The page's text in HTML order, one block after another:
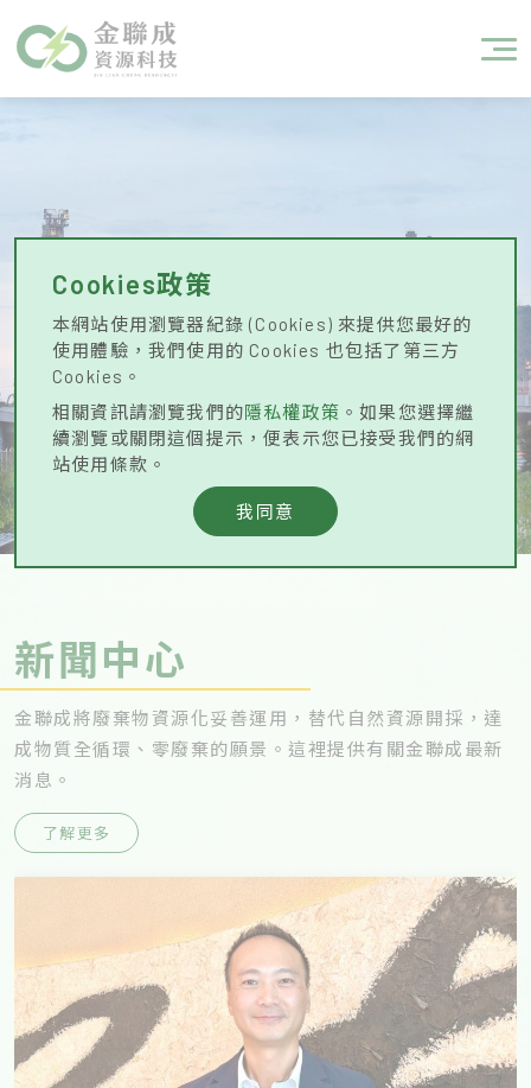
金聯成資源科技股份有限公司
新聞中心
金聯成將廢棄物資源化妥善運用，替代自然資源開採，達
成物質全循環、零廢棄的願景。這裡提供有關金聯成最新
消息。
了解更多
Cookies政策
本網站使用瀏覽器紀錄 (Cookies) 來提供您最好的
使用體驗，我們使用的 Cookies 也包括了第三方
Cookies。
相關資訊請瀏覽我們的隱私權政策 。如果您選擇繼
續瀏覽或關閉這個提示，便表示您已接受我們的網
站使用條款。
我同意